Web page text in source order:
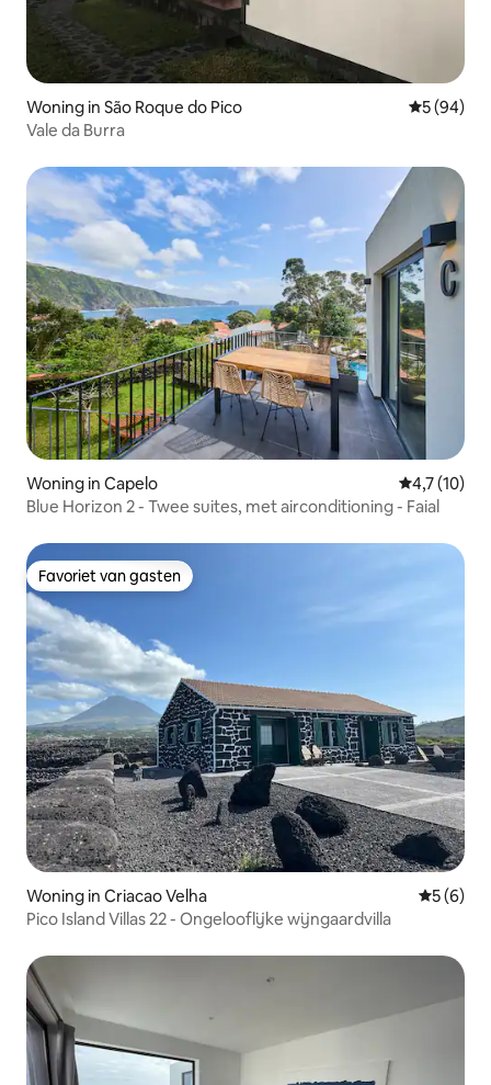
Woning in São Roque do Pico
5 (94)
Vale da Burra
Woning in Capelo
4,7 (10)
Blue Horizon 2 - Twee suites, met airconditioning - Faial
Favoriet van gasten
Favoriet van gasten
Woning in Criacao Velha
5 (6)
Pico Island Villas 22 - Ongelooflijke wijngaardvilla